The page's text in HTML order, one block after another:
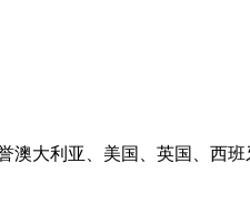
澳大利亚、美国、英国、西